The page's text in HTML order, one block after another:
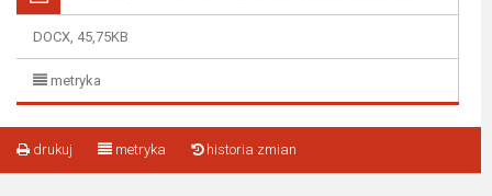
DOCX, 45,75KB
metryka
drukuj metryka historia zmian